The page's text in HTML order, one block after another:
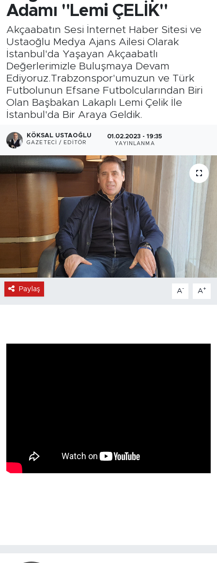
Adamı "Lemi ÇELİK"
Akçaabatın Sesi İnternet Haber Sitesi ve
Ustaoğlu Medya Ajans Ailesi Olarak
İstanbul'da Yaşayan Akçaabatlı
Değerlerimizle Buluşmaya Devam
Ediyoruz.Trabzonspor'umuzun ve Türk
Futbolunun Efsane Futbolcularından Biri
Olan Başbakan Lakaplı Lemi Çelik İle
İstanbul'da Bir Araya Geldik.
KÖKSAL USTAOĞLU
GAZETECI / EDITÖR
01.02.2023 - 19:35
YAYINLANMA
Paylaş A- A+
Medya
Sağlık
Siyaset
Teknoloji
GURBETTEN SILAYA
Foto Galeri
Köşe Yazarları
Manşet
Ulusal Son Dakika Haberleri